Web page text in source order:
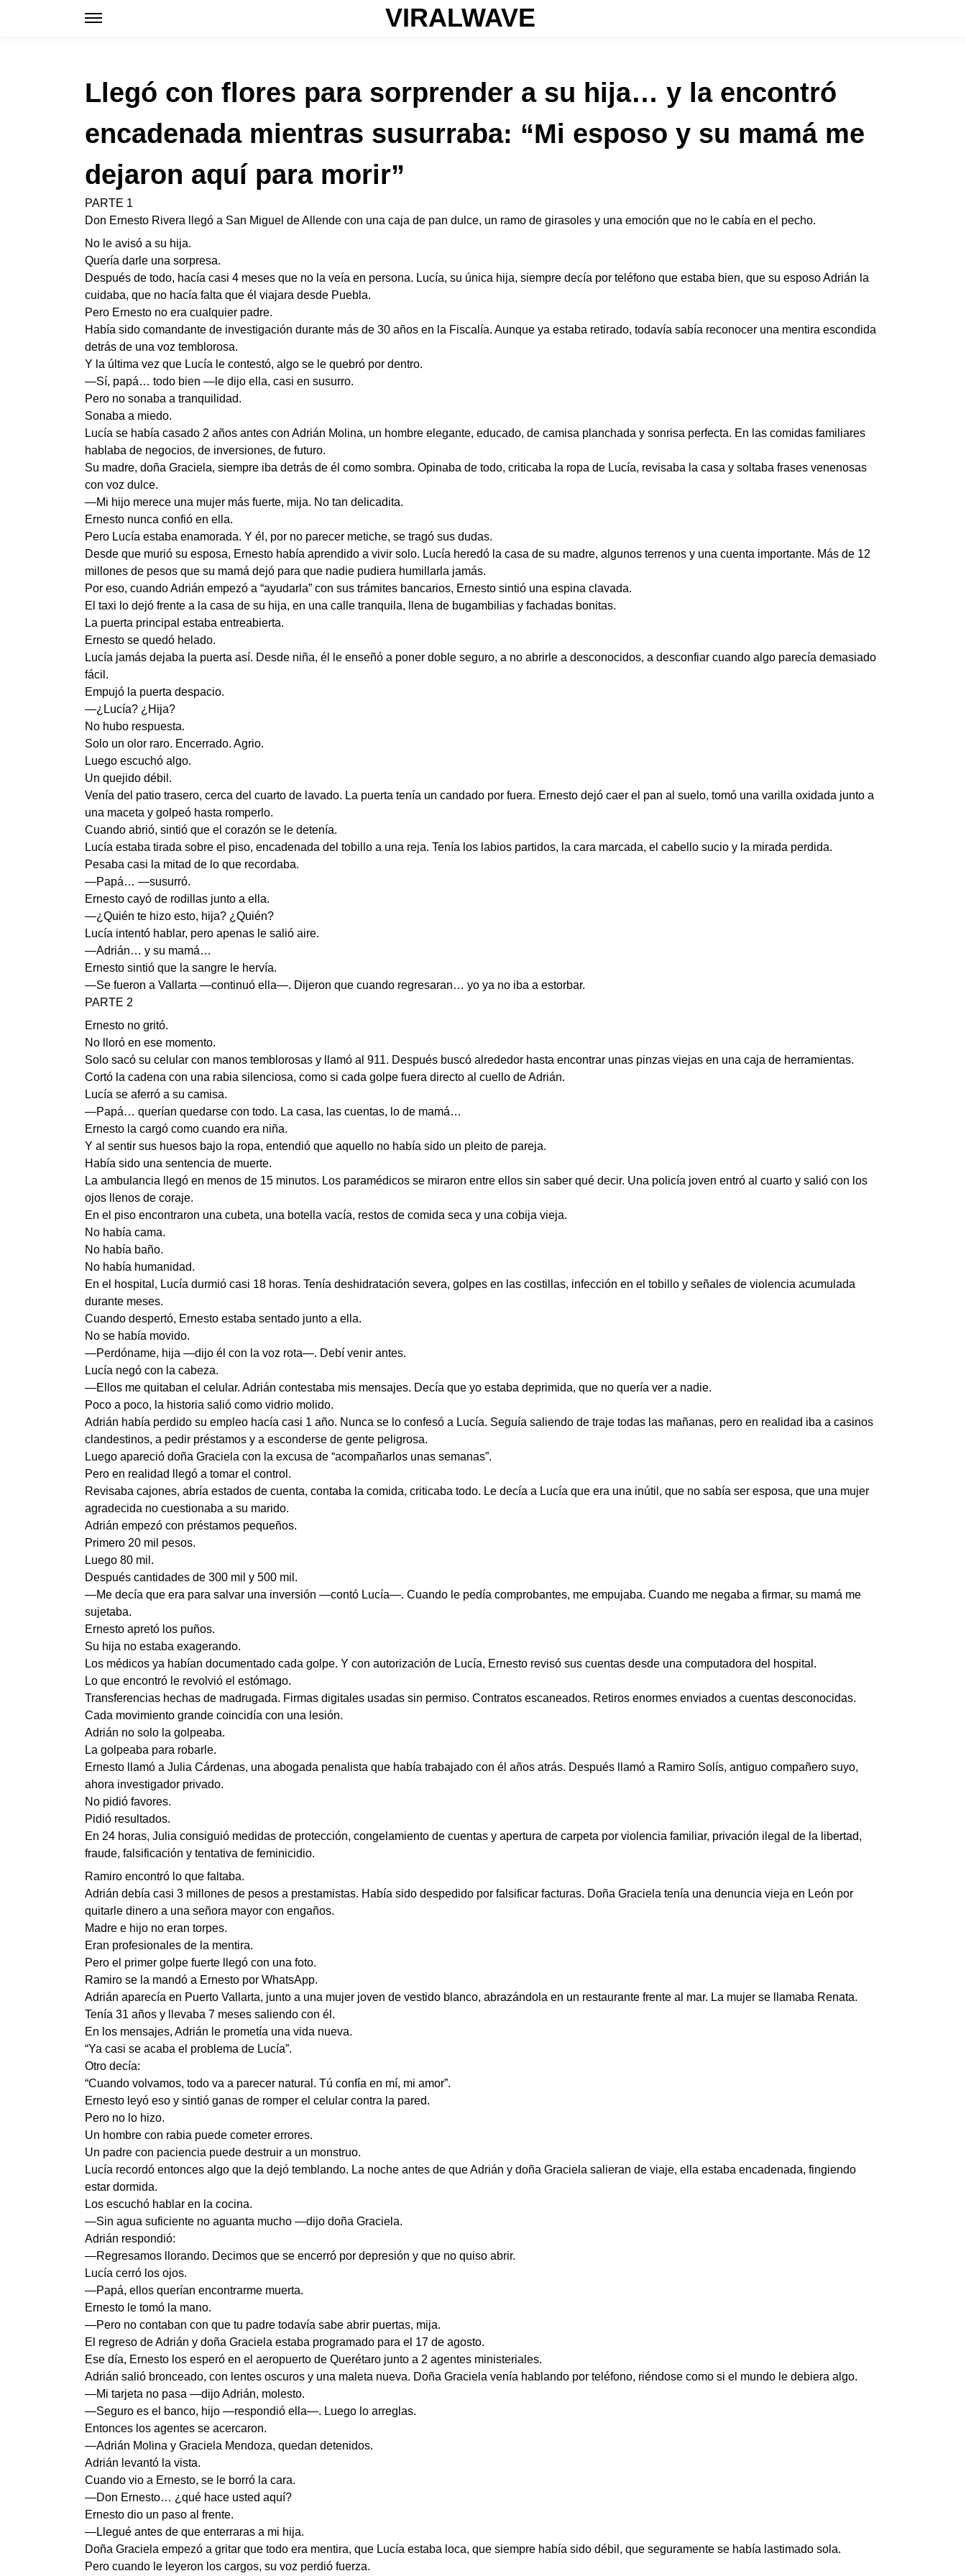
VIRALWAVE
Llegó con flores para sorprender a su hija… y la encontró
encadenada mientras susurraba: “Mi esposo y su mamá me
dejaron aquí para morir”
PARTE 1
Don Ernesto Rivera llegó a San Miguel de Allende con una caja de pan dulce, un ramo de girasoles y una emoción que no le cabía en el pecho.
No le avisó a su hija.
Quería darle una sorpresa.
Después de todo, hacía casi 4 meses que no la veía en persona. Lucía, su única hija, siempre decía por teléfono que estaba bien, que su esposo Adrián la
cuidaba, que no hacía falta que él viajara desde Puebla.
Pero Ernesto no era cualquier padre.
Había sido comandante de investigación durante más de 30 años en la Fiscalía. Aunque ya estaba retirado, todavía sabía reconocer una mentira escondida
detrás de una voz temblorosa.
Y la última vez que Lucía le contestó, algo se le quebró por dentro.
—Sí, papá… todo bien —le dijo ella, casi en susurro.
Pero no sonaba a tranquilidad.
Sonaba a miedo.
Lucía se había casado 2 años antes con Adrián Molina, un hombre elegante, educado, de camisa planchada y sonrisa perfecta. En las comidas familiares
hablaba de negocios, de inversiones, de futuro.
Su madre, doña Graciela, siempre iba detrás de él como sombra. Opinaba de todo, criticaba la ropa de Lucía, revisaba la casa y soltaba frases venenosas
con voz dulce.
—Mi hijo merece una mujer más fuerte, mija. No tan delicadita.
Ernesto nunca confió en ella.
Pero Lucía estaba enamorada. Y él, por no parecer metiche, se tragó sus dudas.
Desde que murió su esposa, Ernesto había aprendido a vivir solo. Lucía heredó la casa de su madre, algunos terrenos y una cuenta importante. Más de 12
millones de pesos que su mamá dejó para que nadie pudiera humillarla jamás.
Por eso, cuando Adrián empezó a “ayudarla” con sus trámites bancarios, Ernesto sintió una espina clavada.
El taxi lo dejó frente a la casa de su hija, en una calle tranquila, llena de bugambilias y fachadas bonitas.
La puerta principal estaba entreabierta.
Ernesto se quedó helado.
Lucía jamás dejaba la puerta así. Desde niña, él le enseñó a poner doble seguro, a no abrirle a desconocidos, a desconfiar cuando algo parecía demasiado
fácil.
Empujó la puerta despacio.
—¿Lucía? ¿Hija?
No hubo respuesta.
Solo un olor raro. Encerrado. Agrio.
Luego escuchó algo.
Un quejido débil.
Venía del patio trasero, cerca del cuarto de lavado. La puerta tenía un candado por fuera. Ernesto dejó caer el pan al suelo, tomó una varilla oxidada junto a
una maceta y golpeó hasta romperlo.
Cuando abrió, sintió que el corazón se le detenía.
Lucía estaba tirada sobre el piso, encadenada del tobillo a una reja. Tenía los labios partidos, la cara marcada, el cabello sucio y la mirada perdida.
Pesaba casi la mitad de lo que recordaba.
—Papá… —susurró.
Ernesto cayó de rodillas junto a ella.
—¿Quién te hizo esto, hija? ¿Quién?
Lucía intentó hablar, pero apenas le salió aire.
—Adrián… y su mamá…
Ernesto sintió que la sangre le hervía.
—Se fueron a Vallarta —continuó ella—. Dijeron que cuando regresaran… yo ya no iba a estorbar.
PARTE 2
Ernesto no gritó.
No lloró en ese momento.
Solo sacó su celular con manos temblorosas y llamó al 911. Después buscó alrededor hasta encontrar unas pinzas viejas en una caja de herramientas.
Cortó la cadena con una rabia silenciosa, como si cada golpe fuera directo al cuello de Adrián.
Lucía se aferró a su camisa.
—Papá… querían quedarse con todo. La casa, las cuentas, lo de mamá…
Ernesto la cargó como cuando era niña.
Y al sentir sus huesos bajo la ropa, entendió que aquello no había sido un pleito de pareja.
Había sido una sentencia de muerte.
La ambulancia llegó en menos de 15 minutos. Los paramédicos se miraron entre ellos sin saber qué decir. Una policía joven entró al cuarto y salió con los
ojos llenos de coraje.
En el piso encontraron una cubeta, una botella vacía, restos de comida seca y una cobija vieja.
No había cama.
No había baño.
No había humanidad.
En el hospital, Lucía durmió casi 18 horas. Tenía deshidratación severa, golpes en las costillas, infección en el tobillo y señales de violencia acumulada
durante meses.
Cuando despertó, Ernesto estaba sentado junto a ella.
No se había movido.
—Perdóname, hija —dijo él con la voz rota—. Debí venir antes.
Lucía negó con la cabeza.
—Ellos me quitaban el celular. Adrián contestaba mis mensajes. Decía que yo estaba deprimida, que no quería ver a nadie.
Poco a poco, la historia salió como vidrio molido.
Adrián había perdido su empleo hacía casi 1 año. Nunca se lo confesó a Lucía. Seguía saliendo de traje todas las mañanas, pero en realidad iba a casinos
clandestinos, a pedir préstamos y a esconderse de gente peligrosa.
Luego apareció doña Graciela con la excusa de “acompañarlos unas semanas”.
Pero en realidad llegó a tomar el control.
Revisaba cajones, abría estados de cuenta, contaba la comida, criticaba todo. Le decía a Lucía que era una inútil, que no sabía ser esposa, que una mujer
agradecida no cuestionaba a su marido.
Adrián empezó con préstamos pequeños.
Primero 20 mil pesos.
Luego 80 mil.
Después cantidades de 300 mil y 500 mil.
—Me decía que era para salvar una inversión —contó Lucía—. Cuando le pedía comprobantes, me empujaba. Cuando me negaba a firmar, su mamá me
sujetaba.
Ernesto apretó los puños.
Su hija no estaba exagerando.
Los médicos ya habían documentado cada golpe. Y con autorización de Lucía, Ernesto revisó sus cuentas desde una computadora del hospital.
Lo que encontró le revolvió el estómago.
Transferencias hechas de madrugada. Firmas digitales usadas sin permiso. Contratos escaneados. Retiros enormes enviados a cuentas desconocidas.
Cada movimiento grande coincidía con una lesión.
Adrián no solo la golpeaba.
La golpeaba para robarle.
Ernesto llamó a Julia Cárdenas, una abogada penalista que había trabajado con él años atrás. Después llamó a Ramiro Solís, antiguo compañero suyo,
ahora investigador privado.
No pidió favores.
Pidió resultados.
En 24 horas, Julia consiguió medidas de protección, congelamiento de cuentas y apertura de carpeta por violencia familiar, privación ilegal de la libertad,
fraude, falsificación y tentativa de feminicidio.
Ramiro encontró lo que faltaba.
Adrián debía casi 3 millones de pesos a prestamistas. Había sido despedido por falsificar facturas. Doña Graciela tenía una denuncia vieja en León por
quitarle dinero a una señora mayor con engaños.
Madre e hijo no eran torpes.
Eran profesionales de la mentira.
Pero el primer golpe fuerte llegó con una foto.
Ramiro se la mandó a Ernesto por WhatsApp.
Adrián aparecía en Puerto Vallarta, junto a una mujer joven de vestido blanco, abrazándola en un restaurante frente al mar. La mujer se llamaba Renata.
Tenía 31 años y llevaba 7 meses saliendo con él.
En los mensajes, Adrián le prometía una vida nueva.
“Ya casi se acaba el problema de Lucía”.
Otro decía:
“Cuando volvamos, todo va a parecer natural. Tú confía en mí, mi amor”.
Ernesto leyó eso y sintió ganas de romper el celular contra la pared.
Pero no lo hizo.
Un hombre con rabia puede cometer errores.
Un padre con paciencia puede destruir a un monstruo.
Lucía recordó entonces algo que la dejó temblando. La noche antes de que Adrián y doña Graciela salieran de viaje, ella estaba encadenada, fingiendo
estar dormida.
Los escuchó hablar en la cocina.
—Sin agua suficiente no aguanta mucho —dijo doña Graciela.
Adrián respondió:
—Regresamos llorando. Decimos que se encerró por depresión y que no quiso abrir.
Lucía cerró los ojos.
—Papá, ellos querían encontrarme muerta.
Ernesto le tomó la mano.
—Pero no contaban con que tu padre todavía sabe abrir puertas, mija.
El regreso de Adrián y doña Graciela estaba programado para el 17 de agosto.
Ese día, Ernesto los esperó en el aeropuerto de Querétaro junto a 2 agentes ministeriales.
Adrián salió bronceado, con lentes oscuros y una maleta nueva. Doña Graciela venía hablando por teléfono, riéndose como si el mundo le debiera algo.
—Mi tarjeta no pasa —dijo Adrián, molesto.
—Seguro es el banco, hijo —respondió ella—. Luego lo arreglas.
Entonces los agentes se acercaron.
—Adrián Molina y Graciela Mendoza, quedan detenidos.
Adrián levantó la vista.
Cuando vio a Ernesto, se le borró la cara.
—Don Ernesto… ¿qué hace usted aquí?
Ernesto dio un paso al frente.
—Llegué antes de que enterraras a mi hija.
Doña Graciela empezó a gritar que todo era mentira, que Lucía estaba loca, que siempre había sido débil, que seguramente se había lastimado sola.
Pero cuando le leyeron los cargos, su voz perdió fuerza.